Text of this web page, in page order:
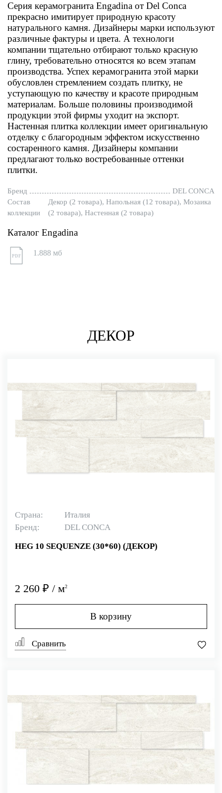
Серия керамогранита Engadina от Del Conca
прекрасно имитирует природную красоту
натурального камня. Дизайнеры марки используют
различные фактуры и цвета. А технологи
компании тщательно отбирают только красную
глину, требовательно относятся ко всем этапам
производства. Успех керамогранита этой марки
обусловлен стремлением создать плитку, не
уступающую по качеству и красоте природным
материалам. Больше половины производимой
продукции этой фирмы уходит на экспорт.
Настенная плитка коллекции имеет оригинальную
отделку с благородным эффектом искусственно
состаренного камня. Дизайнеры компании
предлагают только востребованные оттенки
плитки.
Бренд
DEL CONCA
Состав
коллекции
Декор (2 товара), Напольная (12 товара), Мозаика
(2 товара), Настенная (2 товара)
Каталог Engadina
PDF 1.888 мб
ДЕКОР
Страна:
Италия
Бренд:
DEL CONCA
HEG 10 SEQUENZE (30*60) (ДЕКОР)
2 260 ₽ / м2
В корзину
Сравнить